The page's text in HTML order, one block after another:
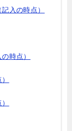
入の時点）
時点）